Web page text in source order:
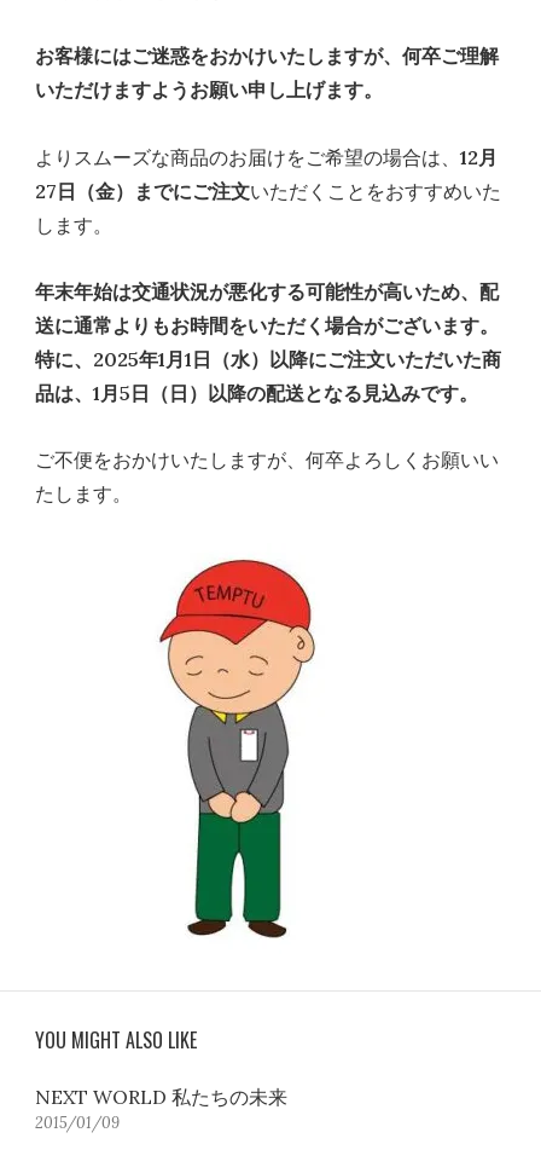
お客様にはご迷惑をおかけいたしますが、何卒ご理解
いただけますようお願い申し上げます。
よりスムーズな商品のお届けをご希望の場合は、12月
27日（金）までにご注文いただくことをおすすめいた
します。
年末年始は交通状況が悪化する可能性が高いため、配
送に通常よりもお時間をいただく場合がございます。
特に、2025年1月1日（水）以降にご注文いただいた商
品は、1月5日（日）以降の配送となる見込みです。
ご不便をおかけいたしますが、何卒よろしくお願いい
たします。
YOU MIGHT ALSO LIKE
NEXT WORLD 私たちの未来
2015/01/09